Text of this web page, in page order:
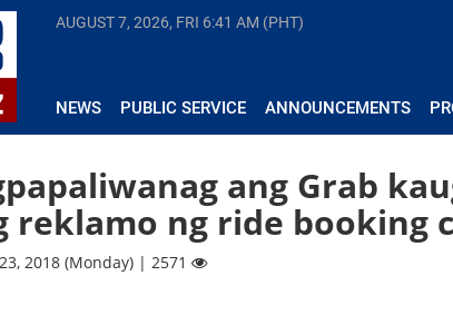
AUGUST 7, 2026, FRI 6:41 AM (PHT)
NEWS PUBLIC SERVICE ANNOUNCEMENTS
ang Grab
reklamo ng ride booking
2018 (Monday) | 2571